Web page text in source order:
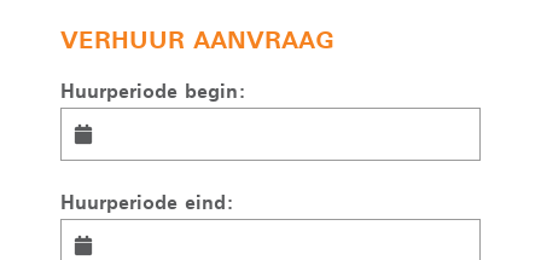
VERHUUR AANVRAAG
Huurperiode begin:
Huurperiode eind: